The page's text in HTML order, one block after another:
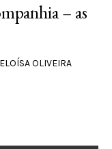
– as
OLIVEIRA